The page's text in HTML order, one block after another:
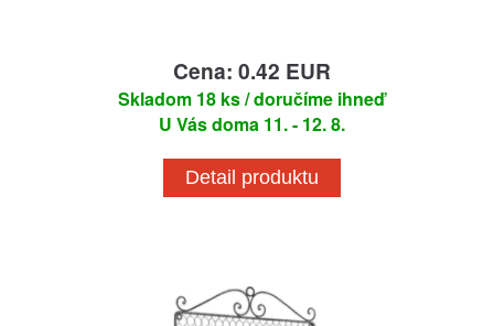
Cena: 0.42 EUR
Skladom 18 ks / doručíme ihneď
U Vás doma 11. - 12. 8.
Detail produktu